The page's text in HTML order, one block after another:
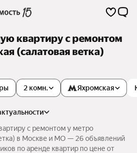
квартиру с ремонтом
(салатовая ветка)
2 комн. Яхромская
с ремонтом у метро
в Москве и МО — 26 объявлений
по аренде квартир по цене от